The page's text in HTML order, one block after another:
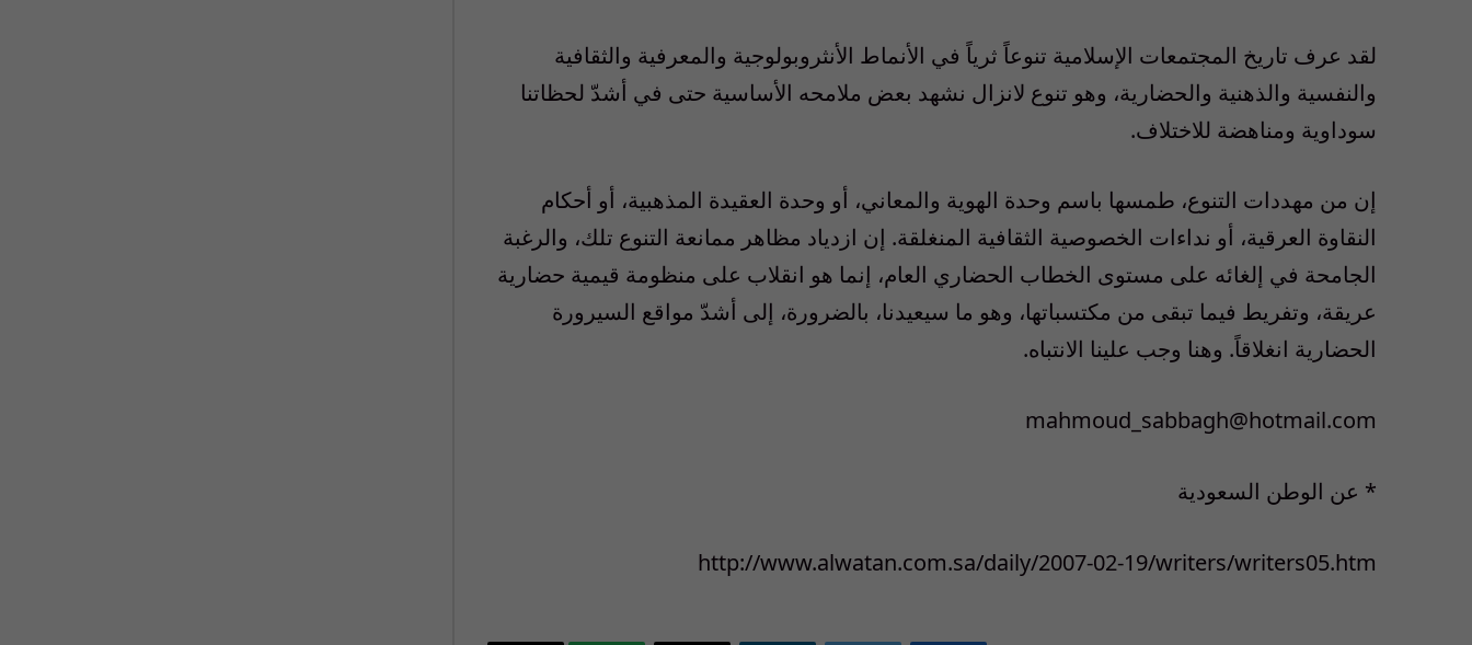
لقد عرف تاريخ المجتمعات الإسلامية تنوعاً ثرياً في الأنماط الأنثروبولوجية والمعرفية والثقافية
والنفسية والذهنية والحضارية، وهو تنوع لانزال نشهد بعض ملامحه الأساسية حتى في أشدّ لحظاتنا
سوداوية ومناهضة للاختلاف.
إن من مهددات التنوع، طمسها باسم وحدة الهوية والمعاني، أو وحدة العقيدة المذهبية، أو أحكام
النقاوة العرقية، أو نداءات الخصوصية الثقافية المنغلقة. إن ازدياد مظاهر ممانعة التنوع تلك، والرغبة
الجامحة في إلغائه على مستوى الخطاب الحضاري العام، إنما هو انقلاب على منظومة قيمية حضارية
عريقة، وتفريط فيما تبقى من مكتسباتها، وهو ما سيعيدنا، بالضرورة، إلى أشدّ مواقع السيرورة
الحضارية انغلاقاً. وهنا وجب علينا الانتباه.
mahmoud_sabbagh@hotmail.com
* عن الوطن السعودية
http://www.alwatan.com.sa/daily/2007-02-19/writers/writers05.htm